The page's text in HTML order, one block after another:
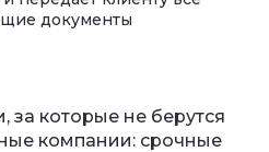
документы
которые не берутся
компании: срочные